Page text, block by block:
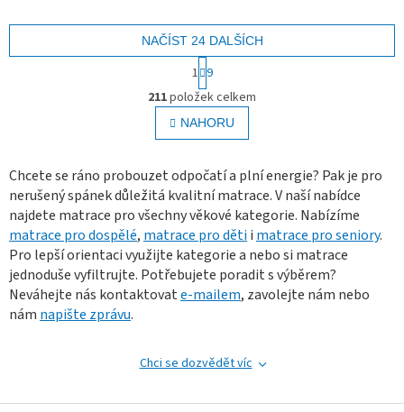
technologií.
paměťovou pěnou.
O
v
l
á
a
c
í
p
r
v
k
y
i
NAČÍST 24 DALŠÍCH
t
r
á
n
k
v
n
í
1 9
211položek celkem
NAHORU
Chcete se ráno probouzet odpočatí a plní energie? Pak je pro
nerušený spánek důležitá kvalitní matrace. V naší nabídce
najdete matrace pro všechny věkové kategorie. Nabízíme
matrace pro dospělé, matrace pro dětii matrace pro seniory.
Pro lepší orientaci využijte kategorie a nebo si matrace
jednoduše vyfiltrujte. Potřebujete poradit s výběrem?
Neváhejte nás kontaktovate-mailem, zavolejte nám nebo
nám napište zprávu.
Chci se dozvědět víc